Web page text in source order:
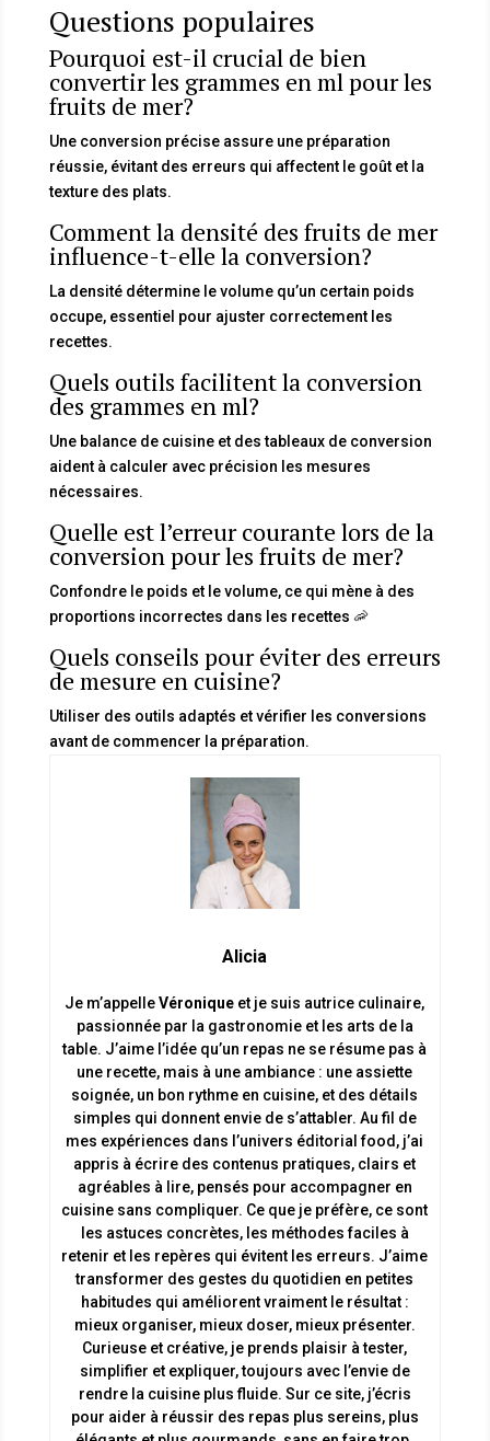
Questions populaires
Pourquoi est-il crucial de bien
convertir les grammes en ml pour les
fruits de mer?
Une conversion précise assure une préparation
réussie, évitant des erreurs qui affectent le goût et la
texture des plats.
Comment la densité des fruits de mer
influence-t-elle la conversion?
La densité détermine le volume qu’un certain poids
occupe, essentiel pour ajuster correctement les
recettes.
Quels outils facilitent la conversion
des grammes en ml?
Une balance de cuisine et des tableaux de conversion
aident à calculer avec précision les mesures
nécessaires.
Quelle est l’erreur courante lors de la
conversion pour les fruits de mer?
Confondre le poids et le volume, ce qui mène à des
proportions incorrectes dans les recettes 🦐
Quels conseils pour éviter des erreurs
de mesure en cuisine?
Utiliser des outils adaptés et vérifier les conversions
avant de commencer la préparation.
Alicia
Je m’appelleVéronique et je suis autrice culinaire,
passionnée par la gastronomie et les arts de la
table. J’aime l’idée qu’un repas ne se résume pas à
une recette, mais à une ambiance : une assiette
soignée, un bon rythme en cuisine, et des détails
simples qui donnent envie de s’attabler. Au fil de
mes expériences dans l’univers éditorial food, j’ai
appris à écrire des contenus pratiques, clairs et
agréables à lire, pensés pour accompagner en
cuisine sans compliquer. Ce que je préfère, ce sont
les astuces concrètes, les méthodes faciles à
retenir et les repères qui évitent les erreurs. J’aime
transformer des gestes du quotidien en petites
habitudes qui améliorent vraiment le résultat :
mieux organiser, mieux doser, mieux présenter.
Curieuse et créative, je prends plaisir à tester,
simplifier et expliquer, toujours avec l’envie de
rendre la cuisine plus fluide. Sur ce site, j’écris
pour aider à réussir des repas plus sereins, plus